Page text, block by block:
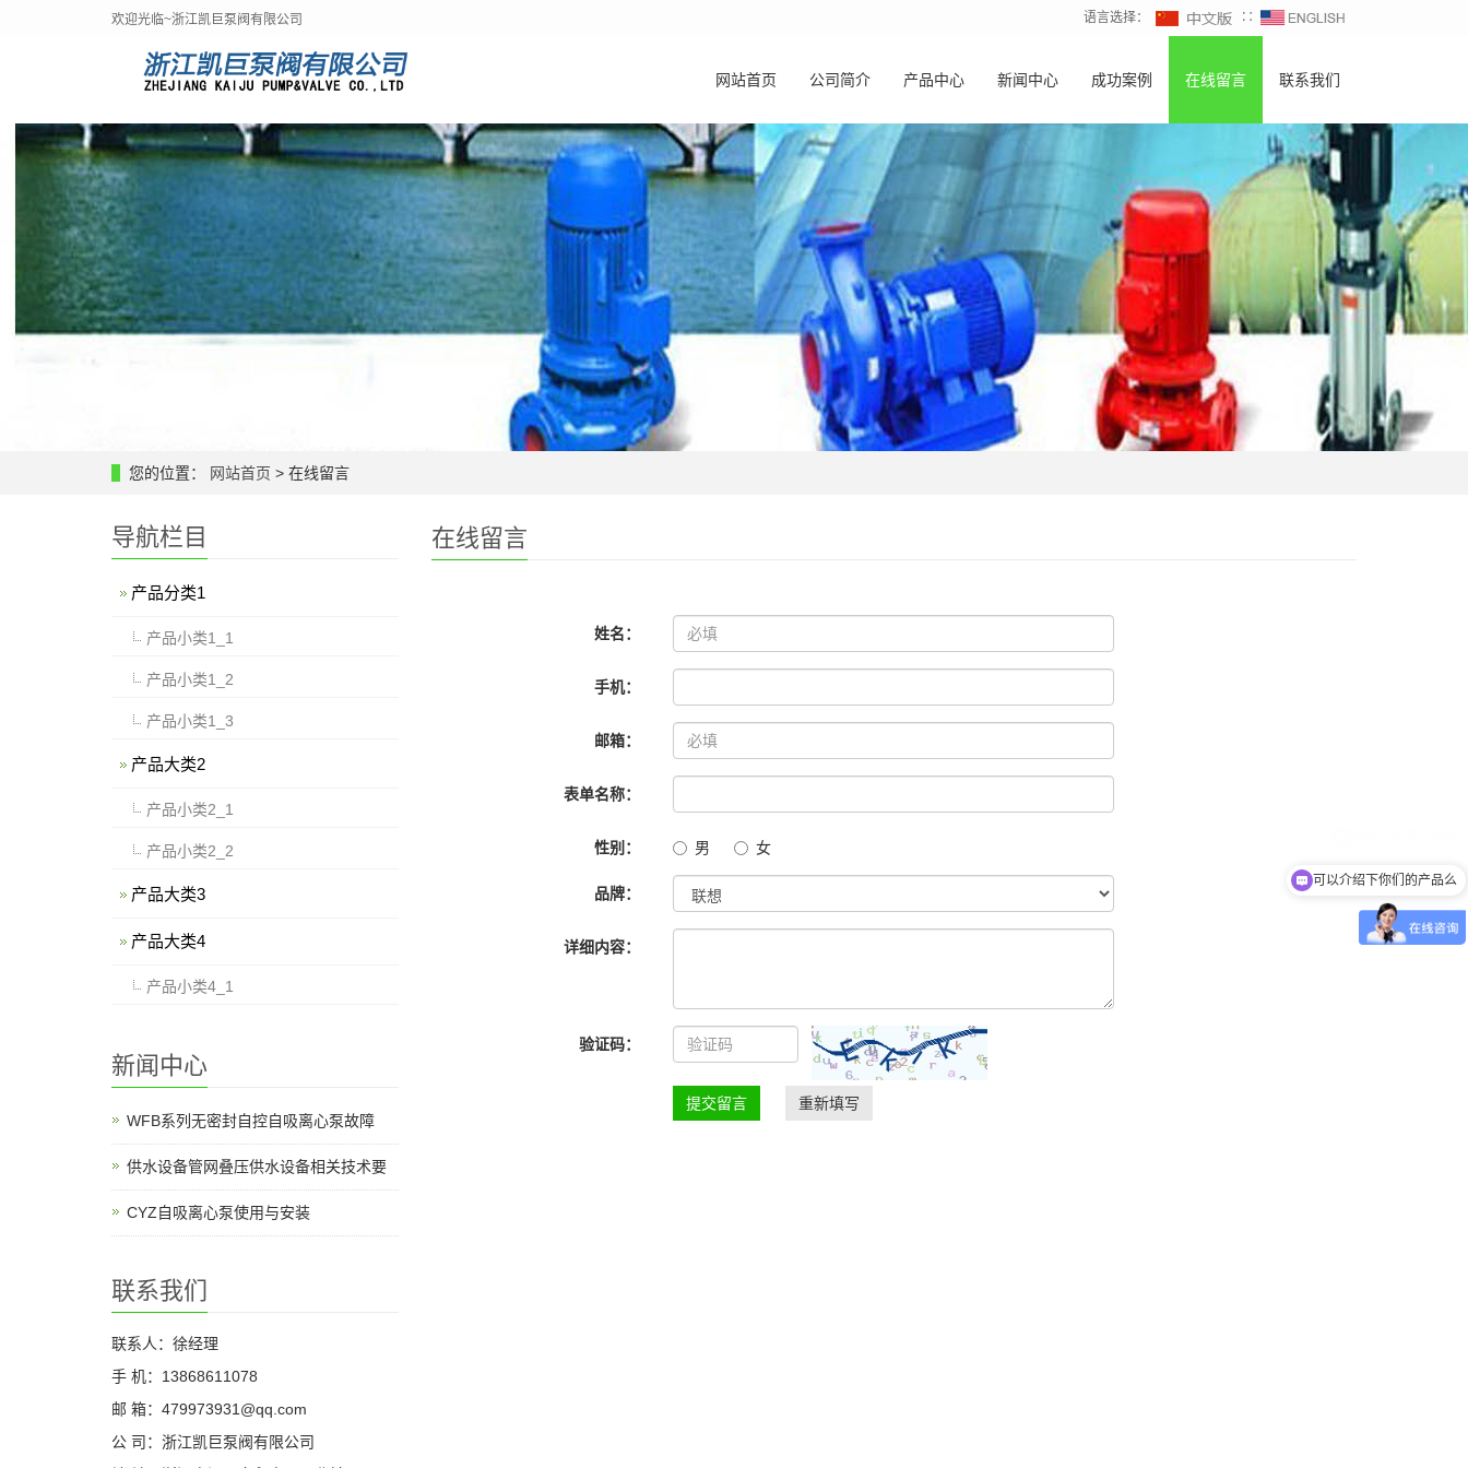
欢迎光临~浙江凯巨泵阀有限公司 语言选择： ∷
网站首页 公司简介 产品中心 新闻中心 成功案例 在线留言 联系我们
您的位置： 网站首页 > 在线留言
在线留言
姓名：
手机：
邮箱：
表单名称：
性别： 男 女
品牌：
详细内容：
验证码：
提交留言 重新填写
导航栏目
产品分类1
产品小类1_1
产品小类1_2
产品小类1_3
产品大类2
产品小类2_1
产品小类2_2
产品大类3
产品大类4
产品小类4_1
新闻中心
WFB系列无密封自控自吸离心泵故障
供水设备管网叠压供水设备相关技术要
CYZ自吸离心泵使用与安装
联系我们
联系人：徐经理
手 机：13868611078
邮 箱：479973931@qq.com
公 司：浙江凯巨泵阀有限公司
可以介绍下你们的产品么